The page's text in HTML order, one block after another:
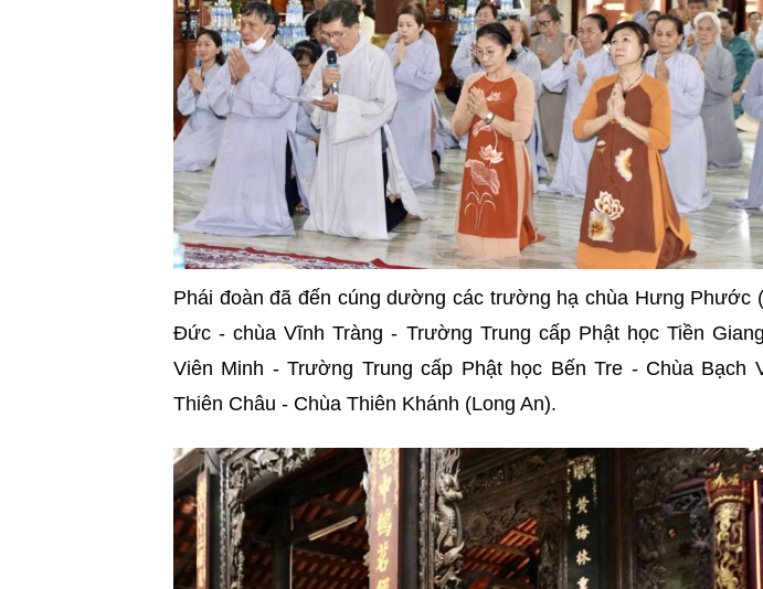
Phái đoàn đã đến cúng dường các trường hạ chùa Hưng Phước
Đức - chùa Vĩnh Tràng - Trường Trung cấp Phật học Tiền
Viên Minh - Trường Trung cấp Phật học Bến Tre - Chùa Bạch
Thiên Châu - Chùa Thiên Khánh (Long An).